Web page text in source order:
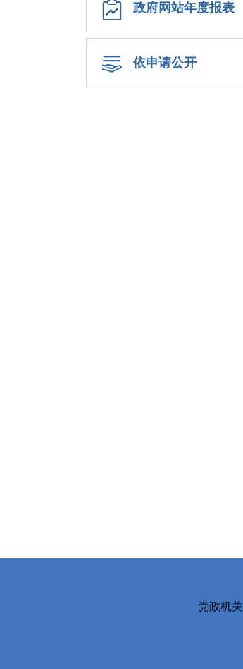
政府网站年度报表
依申请公开
党政机关